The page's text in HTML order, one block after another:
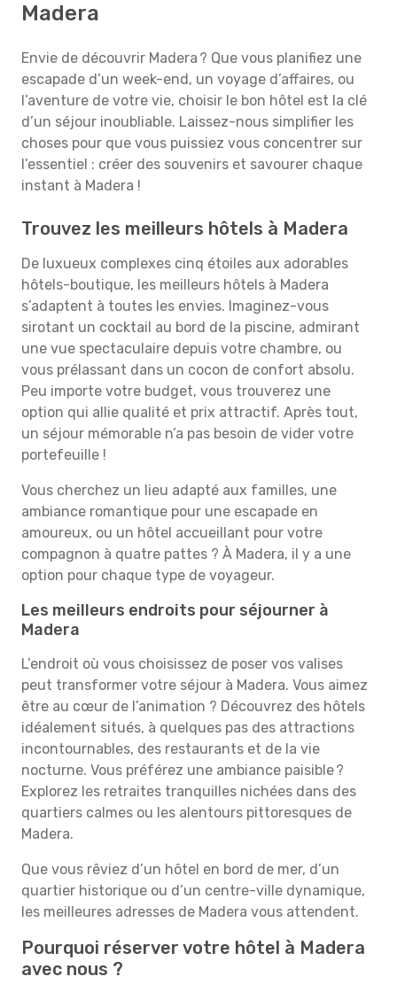
Madera
Envie de découvrir Madera ? Que vous planifiez une
escapade d’un week-end, un voyage d’affaires, ou
l’aventure de votre vie, choisir le bon hôtel est la clé
d’un séjour inoubliable. Laissez-nous simplifier les
choses pour que vous puissiez vous concentrer sur
l’essentiel : créer des souvenirs et savourer chaque
instant à Madera !
Trouvez les meilleurs hôtels à Madera
De luxueux complexes cinq étoiles aux adorables
hôtels-boutique, les meilleurs hôtels à Madera
s’adaptent à toutes les envies. Imaginez-vous
sirotant un cocktail au bord de la piscine, admirant
une vue spectaculaire depuis votre chambre, ou
vous prélassant dans un cocon de confort absolu.
Peu importe votre budget, vous trouverez une
option qui allie qualité et prix attractif. Après tout,
un séjour mémorable n’a pas besoin de vider votre
portefeuille !
Vous cherchez un lieu adapté aux familles, une
ambiance romantique pour une escapade en
amoureux, ou un hôtel accueillant pour votre
compagnon à quatre pattes ? À Madera, il y a une
option pour chaque type de voyageur.
Les meilleurs endroits pour séjourner à
Madera
L’endroit où vous choisissez de poser vos valises
peut transformer votre séjour à Madera. Vous aimez
être au cœur de l’animation ? Découvrez des hôtels
idéalement situés, à quelques pas des attractions
incontournables, des restaurants et de la vie
nocturne. Vous préférez une ambiance paisible ?
Explorez les retraites tranquilles nichées dans des
quartiers calmes ou les alentours pittoresques de
Madera.
Que vous rêviez d’un hôtel en bord de mer, d’un
quartier historique ou d’un centre-ville dynamique,
les meilleures adresses de Madera vous attendent.
Pourquoi réserver votre hôtel à Madera
avec nous ?